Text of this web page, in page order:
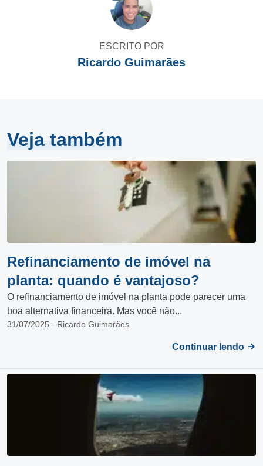
ESCRITO POR
Ricardo Guimarães
Veja também
Refinanciamento de imóvel na
planta: quando é vantajoso?
O refinanciamento de imóvel na planta pode parecer uma
boa alternativa financeira. Mas você não...
31/07/2025 - Ricardo Guimarães
Continuar lendo